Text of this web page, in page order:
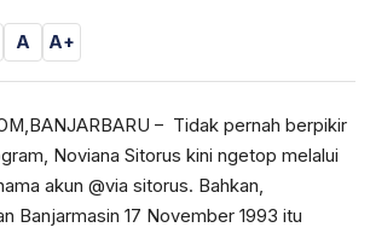
A A+
– Tidak pernah berpikir
Noviana Sitorus kini ngetop melalui
akun @via sitorus. Bahkan,
Banjarmasin 17 November 1993 itu